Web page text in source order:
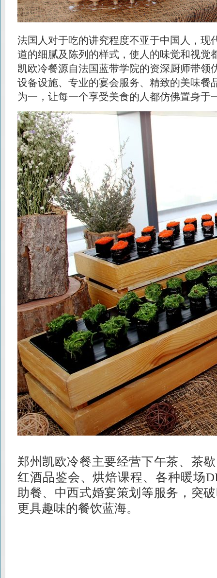
法国人对于吃的讲究程度不亚于中国人，现
道的细腻及陈列的样式，使人的味觉和视觉
凯欧冷餐源自法国蓝带学院的资深厨师带领
设备设施、专业的宴会服务、精致的美味餐
为一，让每一个享受美食的人都仿佛置身于
郑州凯欧冷餐主要经营下午茶、茶
红酒品鉴会、烘焙课程、各种暖场
助餐、中西式婚宴策划等服务，突
更具趣味的餐饮蓝海。